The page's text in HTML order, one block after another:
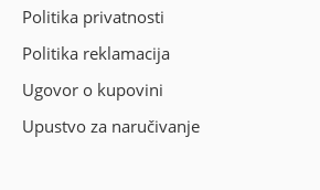
Politika privatnosti
Politika reklamacija
Ugovor o kupovini
Upustvo za naručivanje